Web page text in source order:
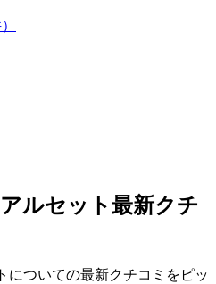
ルセット最新クチ
についての最新クチコミをピッ